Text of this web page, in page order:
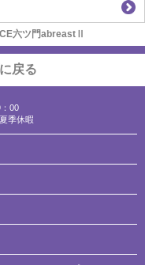
六ツ門abreastⅡ
戻る
00
季休暇